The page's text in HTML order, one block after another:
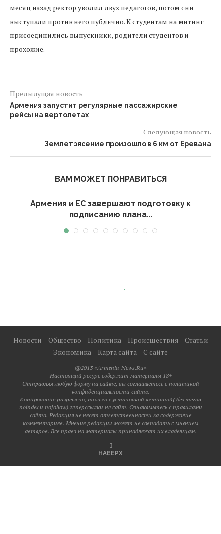
месяц назад ректор уволил двух педагогов, потом они
выступали против него публично. К студентам на митинг
присоединились выпускники, родители студентов и
прохожие.
Предыдущая новость
Армения запустит регулярные пассажирские
рейсы на вертолетах
Следующая новость
Землетрясение произошло в 6 км от Еревана
ВАМ МОЖЕТ ПОНРАВИТЬСЯ
Армения и ЕС завершают подготовку к
подписанию плана...
Новости Общество Политика Происшествия
Статьи
Экономика
Карта сайта О сайте
@2013 «Armenia-News.Ru»
Настоящий ресурс содержит материалы 18+
Отправляя любую форму на сайте, вы соглашаетесь с политикой
конфиденциальности сайта.
Копирование разрешено, только с установкой активной( без тегов
noindex и nofollow) гиперссылки на сайт. Ознакомьтесь с правилами
сайта. Редакция не несет ответственности за содержание
комментариев. Мнение редакции может не совпадать с мнением
авторов. Все права на материалы принадлежат их владельцам.
НАВЕРХ